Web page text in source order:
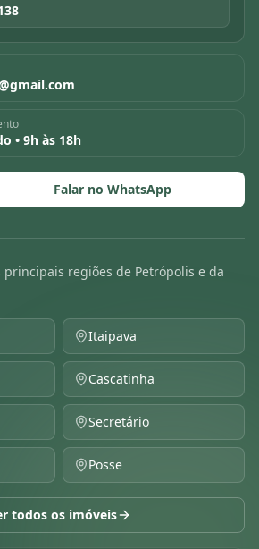
• 9h às 18h
Falar no WhatsApp
principais regiões de Petrópolis e da
Itaipava
Cascatinha
Secretário
Posse
todos os imóveis